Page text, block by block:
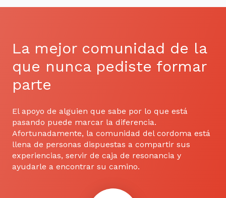
La mejor comunidad de la
que nunca pediste formar
parte
El apoyo de alguien que sabe por lo que está
pasando puede marcar la diferencia.
Afortunadamente, la comunidad del cordoma está
llena de personas dispuestas a compartir sus
experiencias, servir de caja de resonancia y
ayudarle a encontrar su camino.